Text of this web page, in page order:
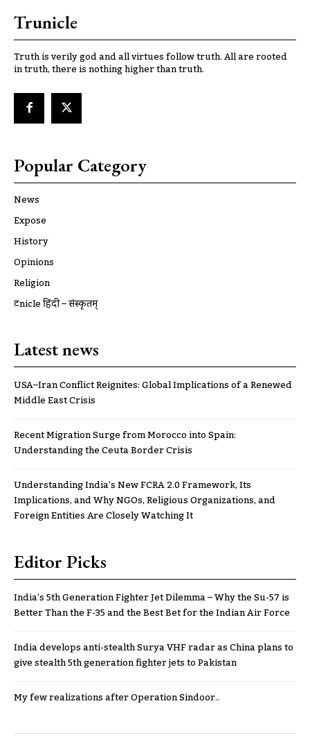
Trunicle
Truth is verily god and all virtues follow truth. All are rooted
in truth, there is nothing higher than truth.
Popular Category
News
Expose
History
Opinions
Religion
ट्रूnicle हिंदी – संस्कृतम्
Latest news
USA–Iran Conflict Reignites: Global Implications of a Renewed
Middle East Crisis
Recent Migration Surge from Morocco into Spain:
Understanding the Ceuta Border Crisis
Understanding India’s New FCRA 2.0 Framework, Its
Implications, and Why NGOs, Religious Organizations, and
Foreign Entities Are Closely Watching It
Editor Picks
India’s 5th Generation Fighter Jet Dilemma – Why the Su-57 is
Better Than the F-35 and the Best Bet for the Indian Air Force
India develops anti-stealth Surya VHF radar as China plans to
give stealth 5th generation fighter jets to Pakistan
My few realizations after Operation Sindoor..